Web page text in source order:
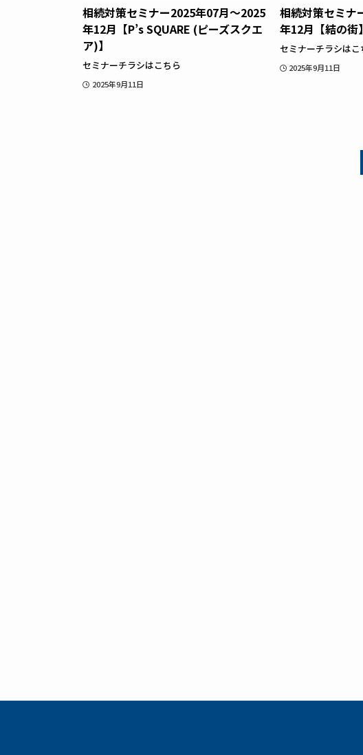
相続対策セミナー2025年07月～2025
年12月【P’s SQUARE (ピーズスクエ
ア)】
セミナーチラシはこちら
2025年9月11日
相続対策セミナ
年12月【結の街】
セミナーチラシはこ
2025年9月11日